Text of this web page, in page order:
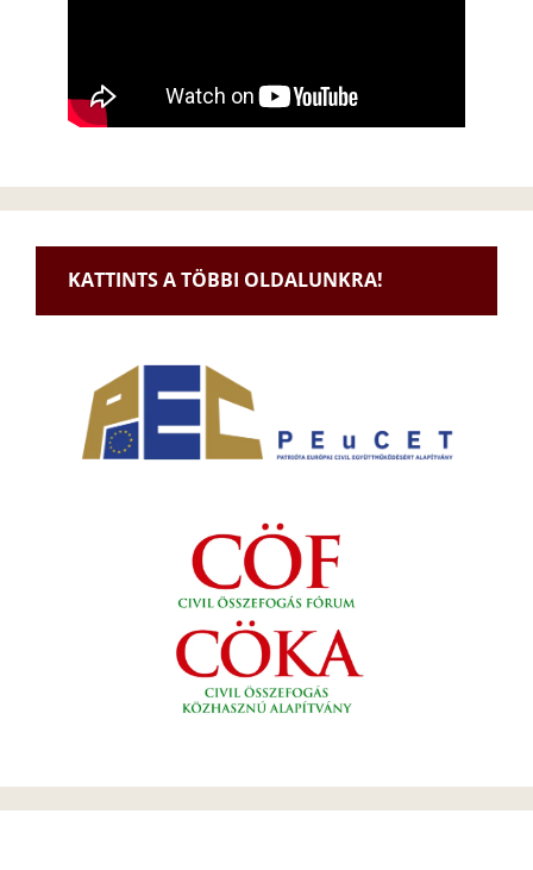
KATTINTS A TÖBBI OLDALUNKRA!